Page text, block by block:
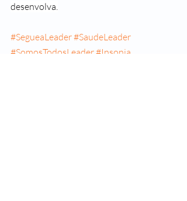
desenvolva.
#SegueaLeader#SaudeLeader
#SomosTodosLeader#Insonia